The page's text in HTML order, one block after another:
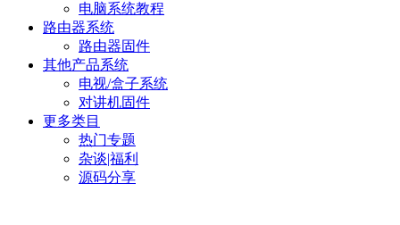
电脑系统教程
路由器系统
路由器固件
其他产品系统
电视/盒子系统
对讲机固件
更多类目
热门专题
杂谈|福利
源码分享